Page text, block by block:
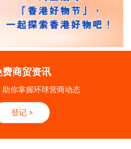
费商贸资讯
助你掌握环球营商动态
登记 >